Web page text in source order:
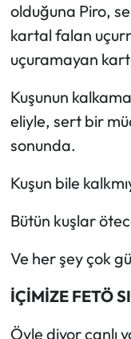
olduğuna Piro,
kartal falan
uçuramayan
Kuşunun
eliyle, sert bir
sonunda.
Kuşun bile
Bütün kuşlar
Ve her şey çok
İÇİMİZE FETÖ
Öyle diyor canlı